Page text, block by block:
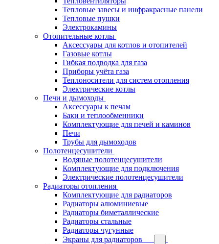
Тепловые завесы и инфракрасные панели
Тепловые пушки
Электрокамины
Отопительные котлы
Аксессуары для котлов и отопителей
Газовые котлы
Гибкая подводка для газа
Приборы учёта газа
Теплоносители для систем отопления
Электрические котлы
Печи и дымоходы
Аксессуары к печам
Баки и теплообменники
Комплектующие для печей и каминов
Печи
Трубы для дымоходов
Полотенцесушители
Водяные полотенцесушители
Комплектующие для подключения
Электрические полотенцесушители
Радиаторы отопления
Комплектующие для радиаторов
Радиаторы алюминиевые
Радиаторы биметаллические
Радиаторы стальные
Радиаторы чугунные
Экраны для радиаторов